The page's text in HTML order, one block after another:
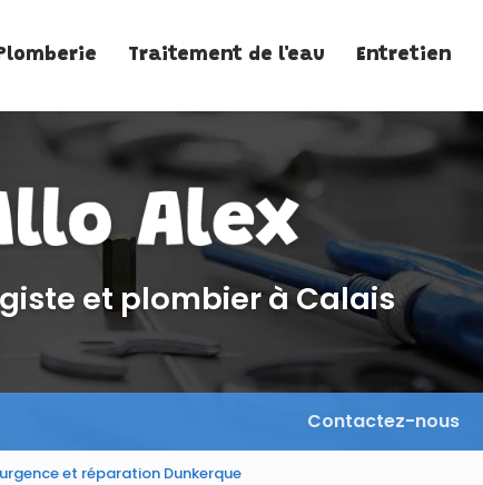
Plomberie Traitement de l'eau Entretien
et plombier à Calais
Contactez-nous
et réparation Dunkerque